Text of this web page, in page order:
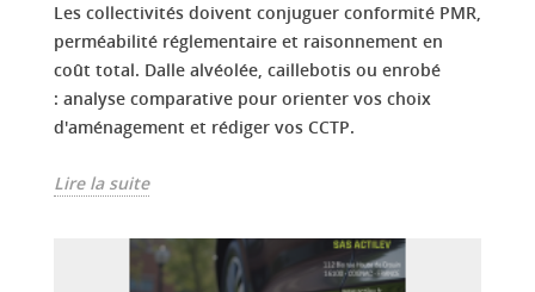
Les collectivités doivent conjuguer conformité PMR,
perméabilité réglementaire et raisonnement en
coût total. Dalle alvéolée, caillebotis ou enrobé
: analyse comparative pour orienter vos choix
d'aménagement et rédiger vos CCTP.
Lire la suite